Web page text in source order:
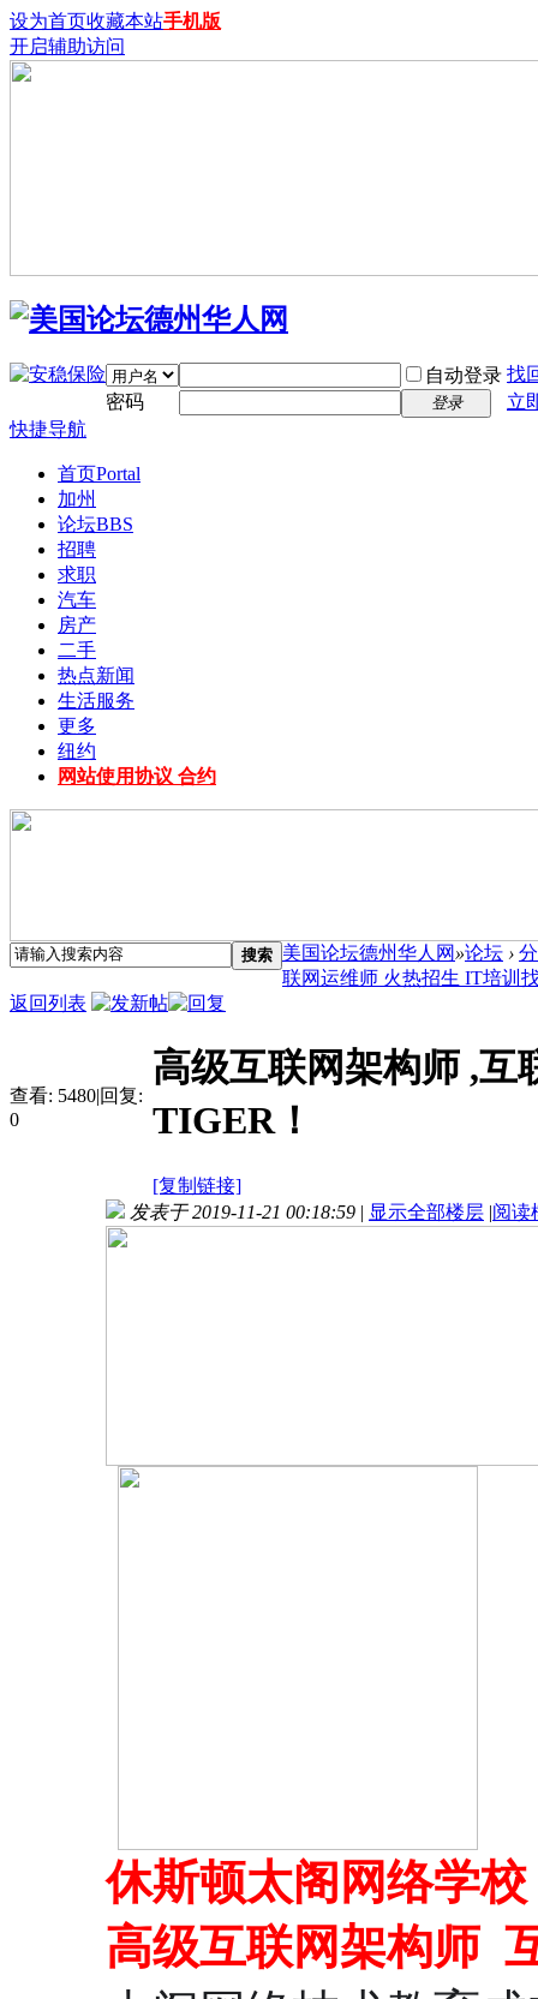
设为首页收藏本站手机版
开启辅助访问
自动登录 找
密码
登录
立
快捷导航
首页Portal
加州
论坛BBS
招聘
求职
汽车
房产
二手
热点新闻
生活服务
更多
纽约
网站使用协议 合约
搜索 美国论坛德州华人网 »论坛 ›
联网运维师 火热招生 IT培训
返回列表
查看: 5480|回复:
0
高级互联网架构师 ,互
TIGER！
[复制链接]
发表于 2019-11-21 00:18:59 | 显示全部楼层 |阅读
休斯顿太阁网络学
高级互联网架构师